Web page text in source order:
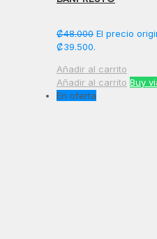
₡48.000 El precio
₡39.500.
Añadir al carrito
Añadir al carrito Buy
En oferta